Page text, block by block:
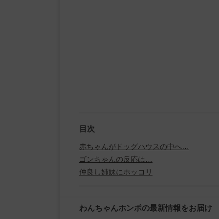
目次
赤ちゃんがドッグハウスの中へ…
ゴンちゃんの反応は…
仲良し姉妹にホッコリ
わんちゃんホンポの最新情報をお届け